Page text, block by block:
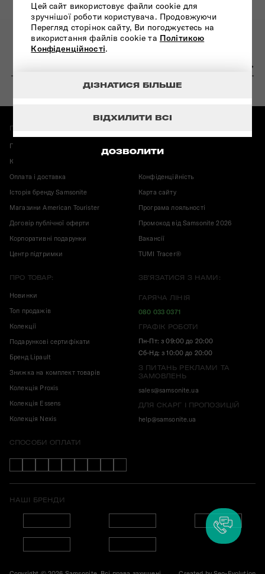
Цей сайт використовує файли cookie для
зручнішої роботи користувача. Продовжуючи
Перегляд сторінок сайту, Ви погоджуєтесь на
використання файлів cookie та Політикою
Конфіденційності.
ДОЗВОЛИТИ
ВІДХИЛИТИ ВСІ
ДІЗНАТИСЯ БІЛЬШЕ
ПІДПИШІТЬСЯ НА НАШІ НОВИНИ:
ПРО МАГАЗИН:
Повернення і обмін
Карта магазинів
Оплата і доставка
Історія бренду Samsonite
Магазини American Tourister
Договір публічної оферти
Корпоративні подарунки
Центр підтримки
Конфіденційність
Карта сайту
Програма лояльності
Промокод від Samsonite 2026
Вакансії
TUMI Tracer®
ПРО ТОВАР:
Новинки
Топ продажів
Колекції
Подарункові сертифікати
Бренд Lipault
Знижка на комплект товарів
Колекція Proxis
Колекція Essens
Колекція Nexis
ЗВ'ЯЗАТИСЯ З НАМИ:
ГАРЯЧА ЛІНІЯ
080 033 0371
ГРАФІК РОБОТИ
Пн-Пт: з 09:00 до 20:00
Сб-Нд: з 10:00 до 20:00
З ПИТАНЬ РЕКЛАМИ ТА
ЗАМОВЛЕНЬ
sales@samsonite.ua
ДЛЯ СКАРГ І ПРОПОЗИЦІЙ
help@samsonite.ua
СПОСОБИ ОПЛАТИ
НАШІ БРЕНДИ